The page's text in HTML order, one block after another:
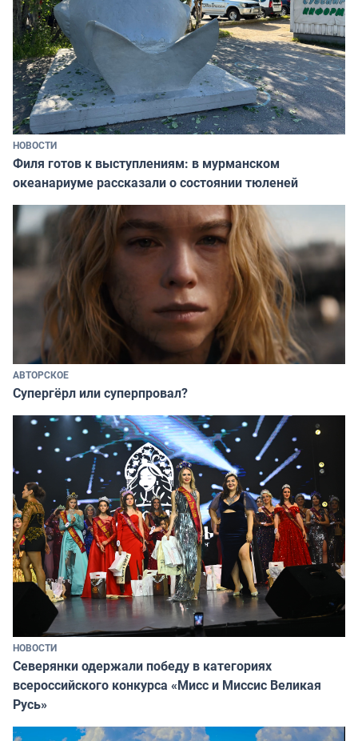
НОВОСТИ
Филя готов к выступлениям: в мурманском
океанариуме рассказали о состоянии тюленей
АВТОРСКОЕ
Супергёрл или суперпровал?
НОВОСТИ
Северянки одержали победу в категориях
всероссийского конкурса «Мисс и Миссис Великая
Русь»